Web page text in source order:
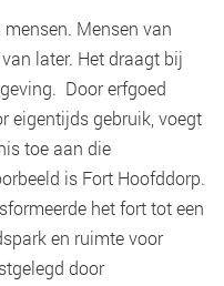
Mensen van
later. Het draagt bij
Door erfgoed
eigentijds gebruik, voegt
toe aan die
is Fort Hoofddorp.
het fort tot een
en ruimte voor
door